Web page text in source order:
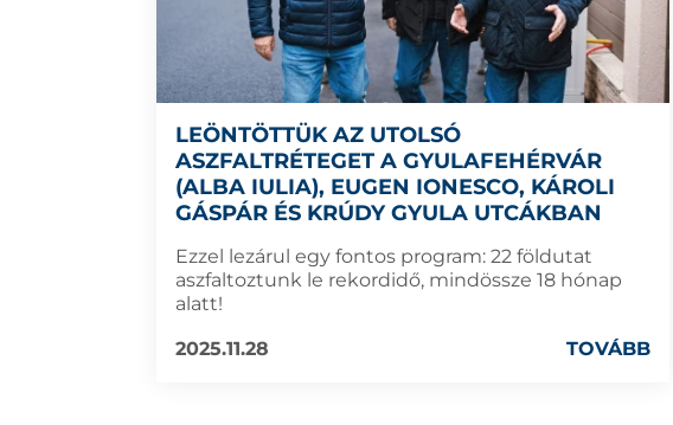
LEÖNTÖTTÜK AZ UTOLSÓ
ASZFALTRÉTEGET A GYULAFEHÉRVÁR
(ALBA IULIA), EUGEN IONESCO, KÁROLI
GÁSPÁR ÉS KRÚDY GYULA UTCÁKBAN
Ezzel lezárul egy fontos program: 22 földutat
aszfaltoztunk le rekordidő, mindössze 18 hónap
alatt!
2025.11.28
TOVÁBB